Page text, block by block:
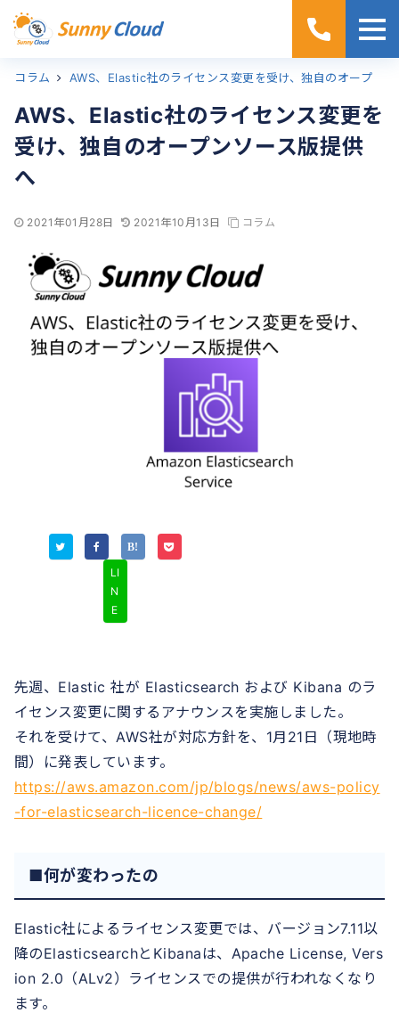
ホーム
コラム
AWS、Elastic社のライセンス変更を
受け、独自のオープンソース版提供
へ
2021年01月28日 2021年10月13日 コラム
LI
N
E
先週、Elastic 社が Elasticsearch および Kibana のラ
イセンス変更に関するアナウンスを実施しました。
それを受けて、AWS社が対応方針を、1月21日（現地時
間）に発表しています。
https://aws.amazon.com/jp/blogs/news/aws-policy
-for-elasticsearch-licence-change/
■何が変わったの
Elastic社によるライセンス変更では、バージョン7.11以
降のElasticsearchとKibanaは、Apache License, Vers
ion 2.0（ALv2）ライセンスでの提供が行われなくなり
ます。